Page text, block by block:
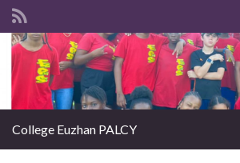
Search for:
College Euzhan PALCY